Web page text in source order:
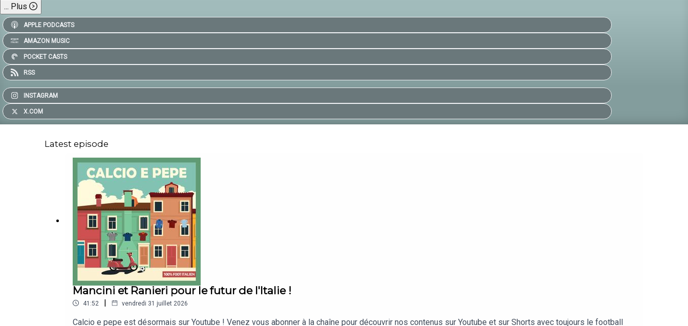
... Plus
APPLE PODCASTS
AMAZON MUSIC
POCKET CASTS
RSS
INSTAGRAM
X.COM
Latest episode
Mancini et Ranieri pour le futur de l'Italie !
41:52 | vendredi 31 juillet 2026
Calcio e pepe est désormais sur Youtube ! Venez vous abonner à la chaîne pour découvrir nos contenus sur Youtube et sur Shorts avec toujours le football